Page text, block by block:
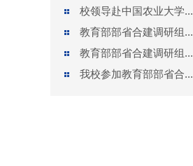
校领导赴中国农业大学...
教育部部省合建调研组...
教育部部省合建调研组...
我校参加教育部部省合...